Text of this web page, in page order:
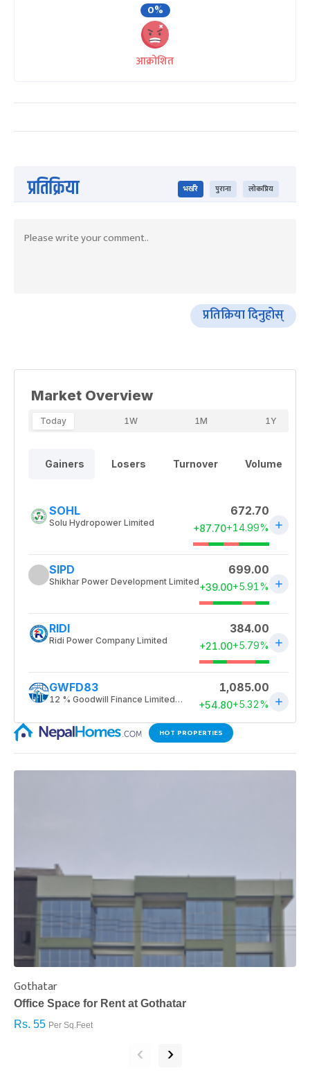
0%
आक्रोशित
प्रतिक्रिया भर्खरै पुराना लोकप्रिय
प्रतिक्रिया दिनुहोस्
HOT PROPERTIES
Gothatar
Office Space for Rent at Gothatar
Rs. 55 Per Sq.Feet
‹ ›